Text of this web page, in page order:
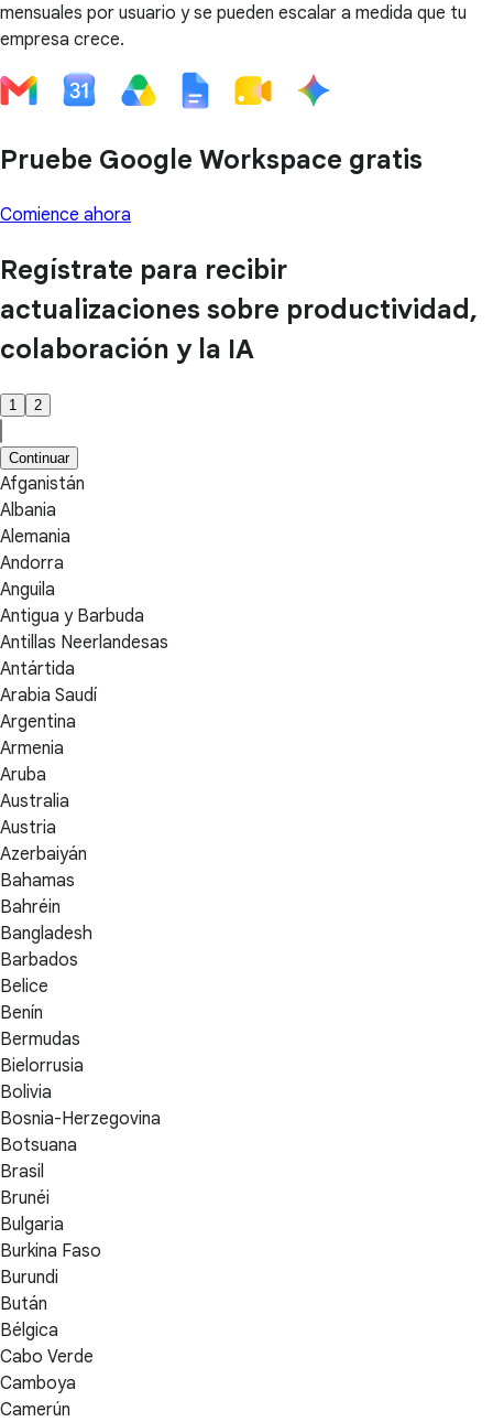
mensuales por usuario y se pueden escalar a medida que tu
empresa crece.
Pruebe Google Workspace gratis
Comience ahora
Regístrate para recibir
actualizaciones sobre productividad,
colaboración y la IA
1 2
Continuar
Afganistán
Albania
Alemania
Andorra
Anguila
Antigua y Barbuda
Antillas Neerlandesas
Antártida
Arabia Saudí
Argentina
Armenia
Aruba
Australia
Austria
Azerbaiyán
Bahamas
Bahréin
Bangladesh
Barbados
Belice
Benín
Bermudas
Bielorrusia
Bolivia
Bosnia-Herzegovina
Botsuana
Brasil
Brunéi
Bulgaria
Burkina Faso
Burundi
Bután
Bélgica
Cabo Verde
Camboya
Camerún